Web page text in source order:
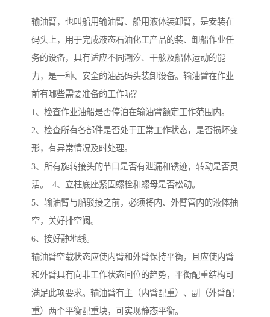
输油臂，也叫船用输油臂、船用液体装卸臂，是安装在
码头上，用于完成液态石油化工产品的装、卸船作业任
务的设备，具有适应不同潮汐、干舷及船体运动的能
力，是一种、安全的油品码头装卸设备。输油臂在作业
前有哪些需要准备的工作呢？
1、检查作业油船是否停泊在输油臂额定工作范围内。
2、检查所有各部件是否处于正常工作状态，是否损坏变
形，有异常情况及时处理。
3、所有旋转接头的节口是否有泄漏和锈迹，转动是否灵
活。 4、立柱底座紧固螺栓和螺母是否松动。
5、输油臂与船驳接之前，必须将内、外臂管内的液体抽
空，关好排空阀。
6、接好静地线。
输油臂空载状态应使内臂和外臂保持平衡，且应使内臂
和外臂具有向非工作状态回位的趋势，平衡配重结构可
满足此项要求。输油臂有主（内臂配重）、副（外臂配
重）两个平衡配重块，可实现静态平衡。